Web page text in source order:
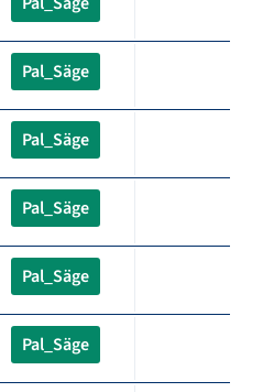
Pal_Säge
Pal_Säge
Pal_Säge
Pal_Säge
Pal_Säge